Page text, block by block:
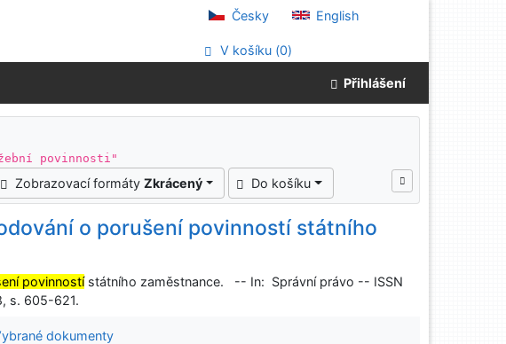
Česky English
V košíku (0)
Přihlášení
povinnosti"
Zobrazovací formáty Zkrácený Do košíku
o porušení povinností státního
povinnostístátního zaměstnance. -- In: Správní právo -- ISSN
s. 605-621.
dokumenty